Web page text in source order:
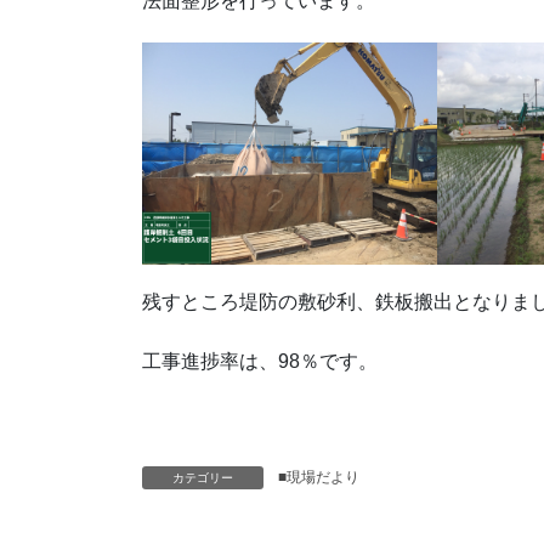
残すところ堤防の敷砂利、鉄板搬出となりま
工事進捗率は、98％です。
カテゴリー ■現場だより